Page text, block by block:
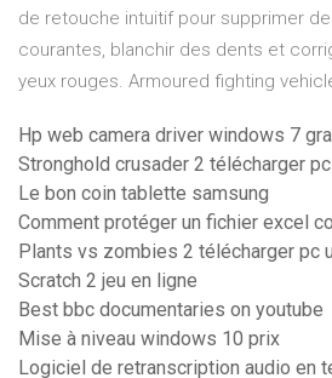
de retouche intuitif pour supprimer
courantes, blanchir des dents et
yeux rouges. Armoured fighting
Hp web camera driver windows 7
Stronghold crusader 2 télécharger pc
Le bon coin tablette samsung
Comment protéger un fichier excel
Plants vs zombies 2 télécharger pc
Scratch 2 jeu en ligne
Best bbc documentaries on youtube
Mise à niveau windows 10 prix
Logiciel de retranscription audio en